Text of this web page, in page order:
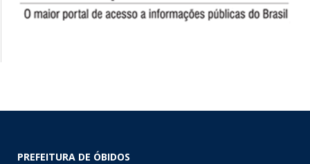
PREFEITURA DE ÓBIDOS